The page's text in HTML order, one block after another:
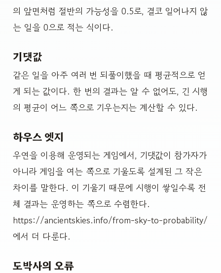
의 앞면처럼 절반의 가능성을 0.5로, 결코 일어나지 않
는 일을 0으로 적는 식이다.
기댓값
같은 일을 아주 여러 번 되풀이했을 때 평균적으로 얻
게 되는 값이다. 한 번의 결과는 알 수 없어도, 긴 시행
의 평균이 어느 쪽으로 기우는지는 계산할 수 있다.
하우스 엣지
우연을 이용해 운영되는 게임에서, 기댓값이 참가자가
아니라 게임을 여는 쪽으로 기울도록 설계된 그 작은
차이를 말한다. 이 기울기 때문에 시행이 쌓일수록 전
체 결과는 운영하는 쪽으로 수렴한다.
https://ancientskies.info/from-sky-to-probability/
에서 더 다룬다.
도박사의 오류